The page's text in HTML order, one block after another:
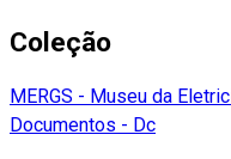
Coleção
MERGS - Museu da
Documentos - Dc